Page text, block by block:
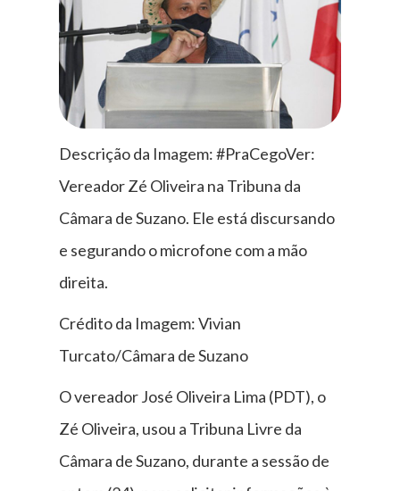
Descrição da Imagem: #PraCegoVer:
Vereador Zé Oliveira na Tribuna da
Câmara de Suzano. Ele está discursando
e segurando o microfone com a mão
direita.
Crédito da Imagem: Vivian
Turcato/Câmara de Suzano
O vereador José Oliveira Lima (PDT), o
Zé Oliveira, usou a Tribuna Livre da
Câmara de Suzano, durante a sessão de